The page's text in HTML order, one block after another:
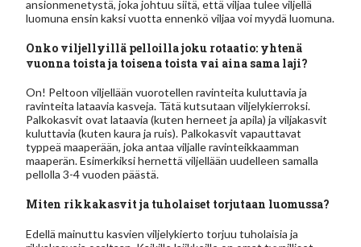
ansionmenetystä, joka johtuu siitä, että viljaa tulee viljellä
luomuna ensin kaksi vuotta ennenkö viljaa voi myydä luomuna.
Onko viljellyillä pelloilla joku rotaatio: yhtenä
vuonna toista ja toisena toista vai aina sama laji?
On! Peltoon viljellään vuorotellen ravinteita kuluttavia ja
ravinteita lataavia kasveja. Tätä kutsutaan viljelykierroksi.
Palkokasvit ovat lataavia (kuten herneet ja apila) ja viljakasvit
kuluttavia (kuten kaura ja ruis). Palkokasvit vapauttavat
typpeä maaperään, joka antaa viljalle ravinteikkaamman
maaperän. Esimerkiksi hernettä viljellään uudelleen samalla
pellolla 3-4 vuoden päästä.
Miten rikkakasvit ja tuholaiset torjutaan luomussa?
Edellä mainuttu kasvien viljelykierto torjuu tuholaisia ja